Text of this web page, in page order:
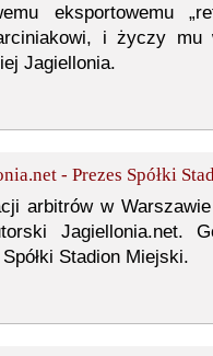
eksportowemu
i życzy
Jagiellonia.
- Prezes Spółki
arbitrów w
Jagiellonia.net.
Stadion Miejski.